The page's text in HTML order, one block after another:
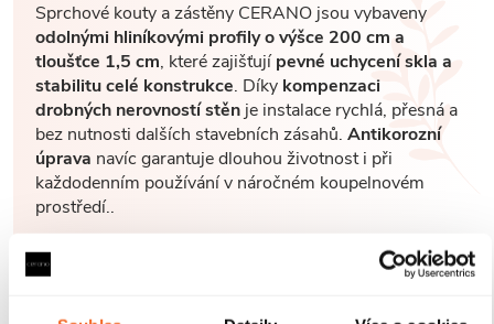
Sprchové kouty a zástěny CERANO jsou vybaveny
odolnými hliníkovými profily o výšce 200 cm a
tloušťce 1,5 cm, které zajišťujípevné uchycení skla a
stabilitu celé konstrukce. Díky kompenzaci
drobných nerovností stěnje instalace rychlá, přesná a
bez nutnosti dalších stavebních zásahů. Antikorozní
úprava navíc garantuje dlouhou životnost i při
každodenním používání v náročném koupelnovém
prostředí..